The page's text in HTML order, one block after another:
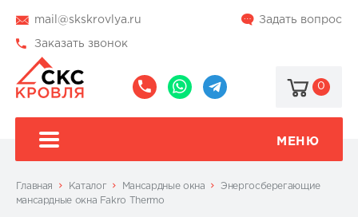
mail@skskrovlya.ru Задать вопрос
Заказать звонок
0
МЕНЮ
Главная Каталог Мансардные окна
Энергосберегающие
мансардные окна Fakro Thermo